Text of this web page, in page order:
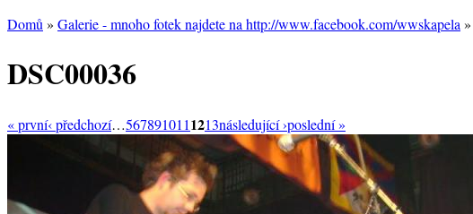
Domů » Galerie - mnoho fotek najdete na http://www.facebook.com/wwskapela »
DSC00036
« první‹ předchozí…5678910111213následující ›poslední »